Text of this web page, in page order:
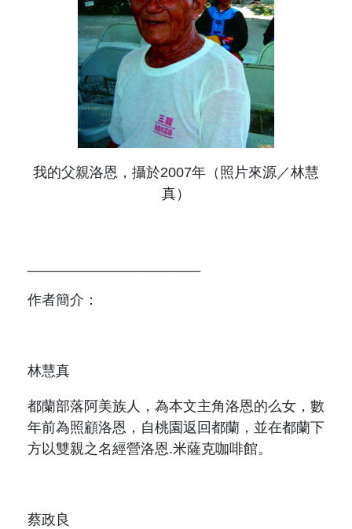
我的父親洛恩， 攝於2007年 （照片來源／林慧
真）
作者簡介：
林慧真
都蘭部落阿美族人，為本文主角洛恩的么女，數
年前為照顧洛恩，自桃園返回都蘭，並在都蘭下
方以雙親之名經營洛恩.米薩克咖啡館。
蔡政良